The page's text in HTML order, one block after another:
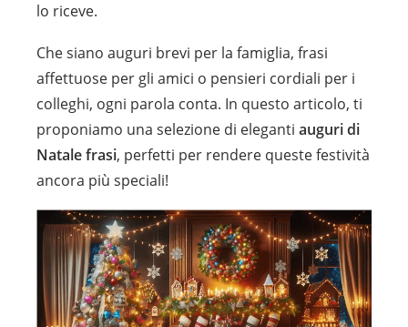
lo riceve.
Che siano auguri brevi per la famiglia, frasi
affettuose per gli amici o pensieri cordiali per i
colleghi, ogni parola conta. In questo articolo, ti
proponiamo una selezione di eleganti auguri di
Natale frasi, perfetti per rendere queste festività
ancora più speciali!